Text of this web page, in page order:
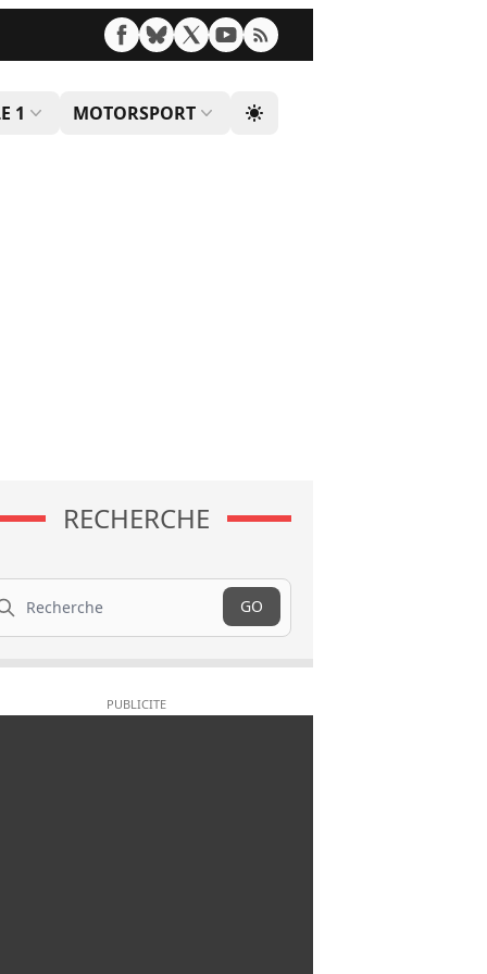
1 MOTORSPORT
RECHERCHE
GO